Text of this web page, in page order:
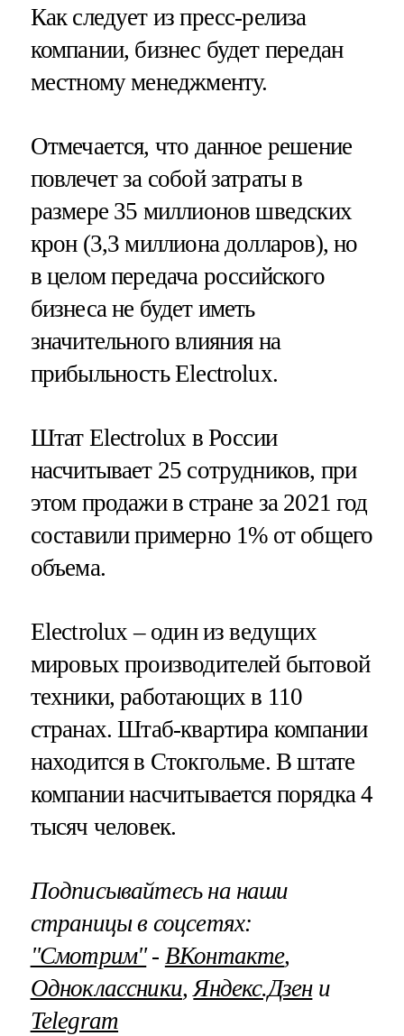
Как следует из пресс-релиза
компании, бизнес будет передан
местному менеджменту.
Отмечается, что данное решение
повлечет за собой затраты в
размере 35 миллионов шведских
крон (3,3 миллиона долларов), но
в целом передача российского
бизнеса не будет иметь
значительного влияния на
прибыльность Electrolux.
Штат Electrolux в России
насчитывает 25 сотрудников, при
этом продажи в стране за 2021 год
составили примерно 1% от общего
объема.
Electrolux – один из ведущих
мировых производителей бытовой
техники, работающих в 110
странах. Штаб-квартира компании
находится в Стокгольме. В штате
компании насчитывается порядка 4
тысяч человек.
Подписывайтесь на наши
страницы в соцсетях:
"Смотрим"‐ ВКонтакте,
Одноклассники,Яндекс.Дзени
Telegram